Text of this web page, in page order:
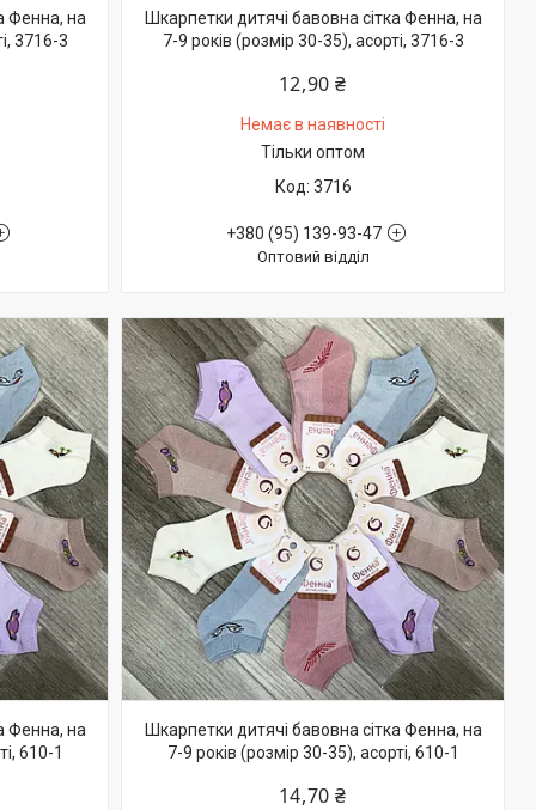
Фенна, на
3716-3
Шкарпетки дитячі бавовна сітка Фенна, на
7-9 років (розмір 30-35), асорті, 3716-3
12,90 ₴
Немає в наявності
Тільки оптом
3716
+380 (95) 139-93-47
Оптовий відділ
Фенна, на
610-1
Шкарпетки дитячі бавовна сітка Фенна, на
7-9 років (розмір 30-35), асорті, 610-1
14,70 ₴